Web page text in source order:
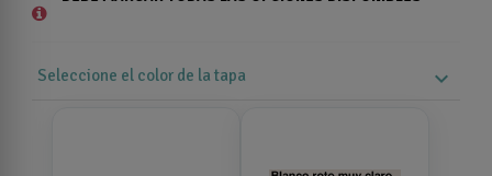
Seleccione el color de la tapa expand_more